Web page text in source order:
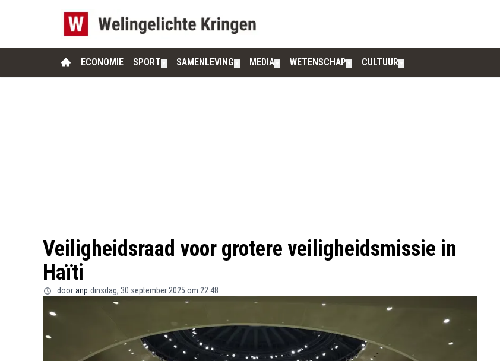
ECONOMIE SPORT SAMENLEVING MEDIA WETENSCHAP CULTUUR
Veiligheidsraad voor grotere veiligheidsmissie in
Haïti
door anp dinsdag, 30 september 2025 om 22:48